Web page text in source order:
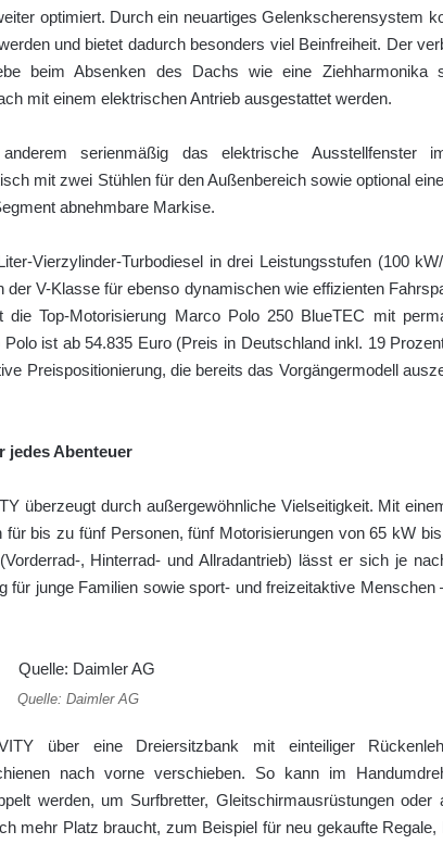
optimiert. Durch ein neuartiges Gelenkscherensystem
und bietet dadurch besonders viel Beinfreiheit. Der
beim Absenken des Dachs wie eine Ziehharmonika
mit einem elektrischen Antrieb ausgestattet werden.
serienmäßig das elektri­sche Ausstellfenster
mit zwei Stühlen für den Außenbereich sowie optional
abnehmbare Markise.
Vierzylinder-Turbodiesel in drei Leistungsstufen (100
V-Klasse für ebenso dynamischen wie effizienten
Top-Motorisierung Marco Polo 250 BlueTEC mit
ist ab 54.835 Euro (Preis in Deutschland inkl. 19
Preisposition­ierung, die bereits das Vorgängermodell
jedes Abenteuer
überzeugt durch außerge­wöhnliche Vielseitigkeit. Mit
bis zu fünf Personen, fünf Motorisierungen von 65 kW
, Hinterrad- und Allradantrieb) lässt er sich je
für junge Familien sowie sport- und freizeitaktive Menschen
Quelle: Daimler AG
über eine Dreiersitzbank mit einteiliger
nach vorne verschieben. So kann im
werden, um Surfbretter, Gleitschirmaus­rüstungen oder
mehr Platz braucht, zum Beispiel für neu gekaufte Regale,